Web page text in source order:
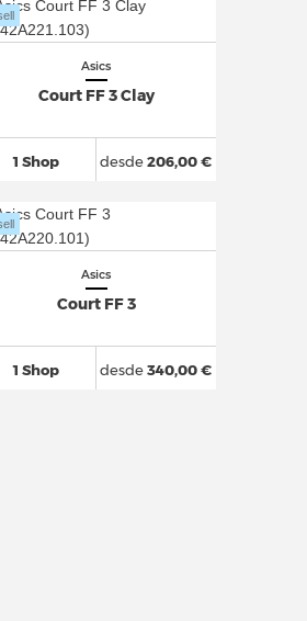
Asics
Court FF 3 Clay
1 Shop desde206,00 €
Asics
Court FF 3
1 Shop desde340,00 €